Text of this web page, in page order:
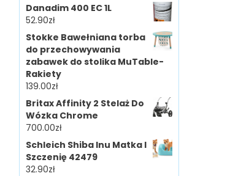
Danadim 400 EC 1L
52.90zł
Stokke Bawełniana torba
do przechowywania
zabawek do stolika MuTable-
Rakiety
139.00zł
Britax Affinity 2 Stelaż Do
Wózka Chrome
700.00zł
Schleich Shiba Inu Matka I
Szczenię 42479
32.90zł